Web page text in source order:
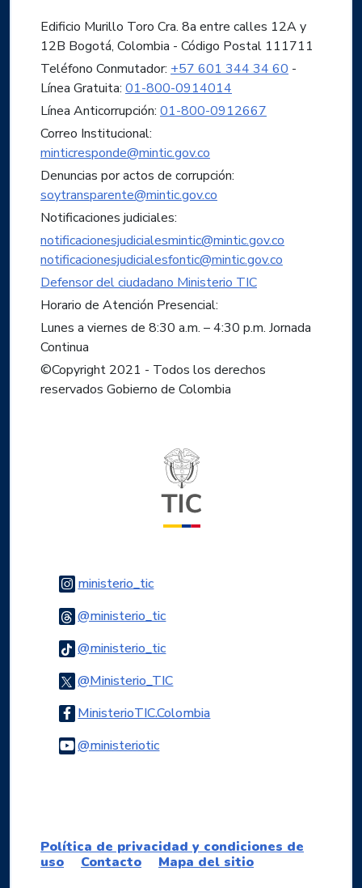
Edificio Murillo Toro Cra. 8a entre calles 12A y
12B Bogotá, Colombia - Código Postal 111711
Teléfono Conmutador: +57 601 344 34 60 -
Línea Gratuita: 01-800-0914014
Línea Anticorrupción: 01-800-0912667
Correo Institucional:
minticresponde@mintic.gov.co
Denuncias por actos de corrupción:
soytransparente@mintic.gov.co
Notificaciones judiciales:
notificacionesjudicialesmintic@mintic.gov.co
notificacionesjudicialesfontic@mintic.gov.co
Defensor del ciudadano Ministerio TIC
Horario de Atención Presencial:
Lunes a viernes de 8:30 a.m. – 4:30 p.m. Jornada
Continua
©Copyright 2021 - Todos los derechos
reservados Gobierno de Colombia
ministerio_ticLogo Instagram
@ministerio_ticLogo Threads
@ministerio_ticLogo Tiktok
@Ministerio_TICLogo Twitter
MinisterioTIC.ColombiaLogo Facebook
@ministerioticLogo Youtube
Política de privacidad y condiciones de
uso
Contacto Mapa del sitio